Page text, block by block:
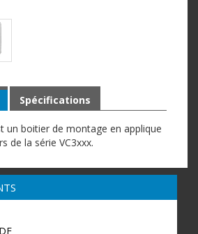
un boitier de montage en applique
de la série VC3xxx.
Spécifications